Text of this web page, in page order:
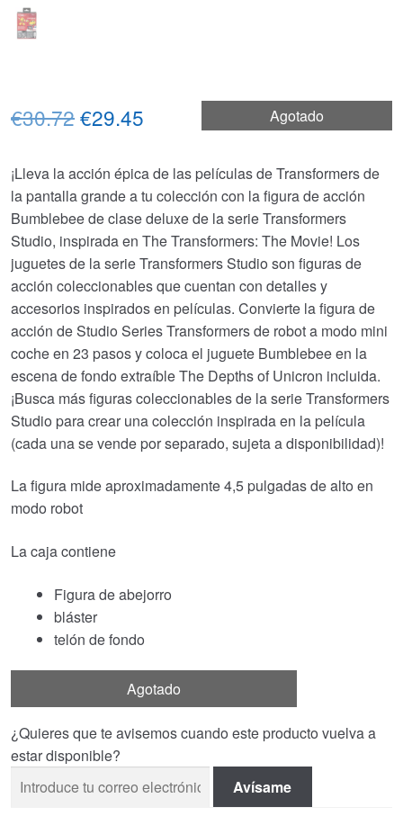
Agotado
€30.72El
original
era:
€30.72.
€29.45
actual
es:
€29.45.
¡Lleva la acción épica de las películas de Transformers de
la pantalla grande a tu colección con la figura de acción
Bumblebee de clase deluxe de la serie Transformers
Studio, inspirada en The Transformers: The Movie! Los
juguetes de la serie Transformers Studio son figuras de
acción coleccionables que cuentan con detalles y
accesorios inspirados en películas. Convierte la figura de
acción de Studio Series Transformers de robot a modo mini
coche en 23 pasos y coloca el juguete Bumblebee en la
escena de fondo extraíble The Depths of Unicron incluida.
¡Busca más figuras coleccionables de la serie Transformers
Studio para crear una colección inspirada en la película
(cada una se vende por separado, sujeta a disponibilidad)!
La figura mide aproximadamente 4,5 pulgadas de alto en
modo robot
La caja contiene
Figura de abejorro
bláster
telón de fondo
Agotado
¿Quieres que te avisemos cuando este producto vuelva a
estar disponible?
Avísame